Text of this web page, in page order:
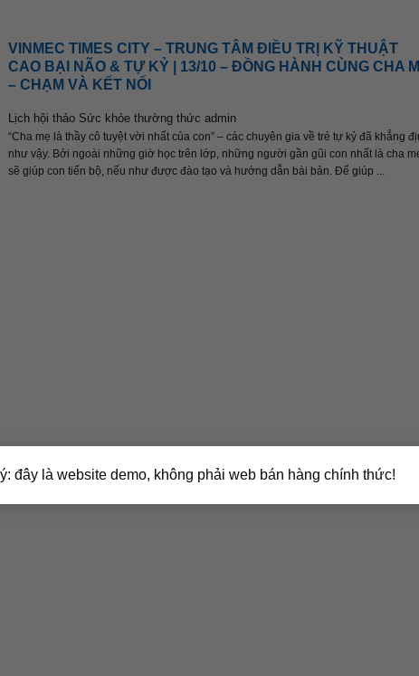
đây là website demo, không phải web bán hàng chính thức!
VINMEC TIMES CITY – TRUNG TÂM ĐIỀU TRỊ KỸ THUẬT
CAO BẠI NÃO & TỰ KỶ | 13/10 – ĐỒNG HÀNH CÙNG CHA
– CHẠM VÀ KẾT NỐI
Lịch hội thảo Sức khỏe thường thức admin
“Cha mẹ là thầy cô tuyệt vời nhất của con” – các chuyên gia về trẻ tự kỷ đã khẳng
như vậy. Bởi ngoài những giờ học trên lớp, những người gần gũi con nhất là cha
sẽ giúp con tiến bộ, nếu như được đào tạo và hướng dẫn bài bản. Để giúp ...